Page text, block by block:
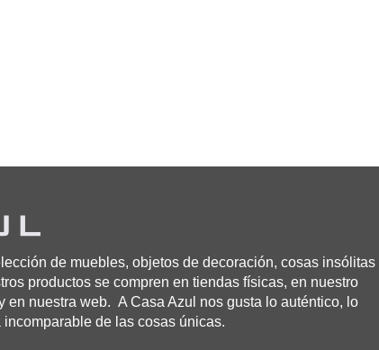
de muebles, objetos de decoración, cosas insólitas
productos se compren en tiendas físicas, en nuestro
en nuestra web. A Casa Azul nos gusta lo auténtico, lo
de las cosas únicas.